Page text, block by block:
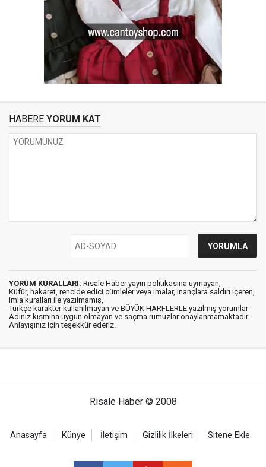
HABERE YORUM KAT
YORUM KURALLARI: Risale Haber yayın politikasına uymayan;
Küfür, hakaret, rencide edici cümleler veya imalar, inançlara saldırı içeren,
imla kuralları ile yazılmamış,
Türkçe karakter kullanılmayan ve BÜYÜK HARFLERLE yazılmış yorumlar
Adınız kısmına uygun olmayan ve saçma rumuzlar onaylanmamaktadır.
Anlayışınız için teşekkür ederiz.
Risale Haber © 2008
Anasayfa Künye İletişim Gizlilik İlkeleri Sitene Ekle